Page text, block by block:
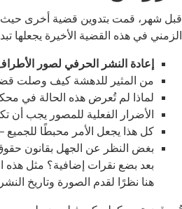
قبل شهر، قمت بتدوين قضية أخرى حيث
الزمني في هذه القضية الأخيرة يجعلها
إعادة النشر الحرفي لصور الأطراف
من المثير للدهشة كيف وصلت
لماذا لم تُعرض هذه الحالة في
الأضرار الفعلية للمصور يجب
كل هذا يجعل الأمر محبطًا
بغض النظر عن الجهل بقانون
بعد بضع نقرات إضافية؟ مثل هذه
هنا نظرًا لقدم الصورة وتاريخ